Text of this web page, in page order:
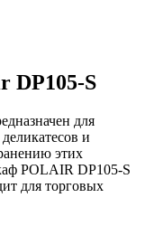
DP105-S
для
и
этих
POLAIR DP105-S
для торговых